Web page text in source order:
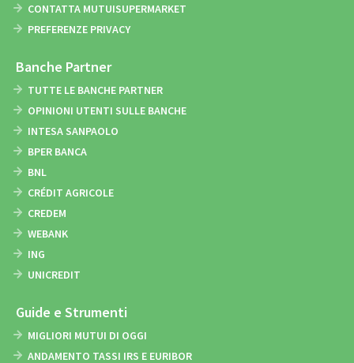
CONTATTA MUTUISUPERMARKET
PREFERENZE PRIVACY
Banche Partner
TUTTE LE BANCHE PARTNER
OPINIONI UTENTI SULLE BANCHE
INTESA SANPAOLO
BPER BANCA
BNL
CRÉDIT AGRICOLE
CREDEM
WEBANK
ING
UNICREDIT
Guide e Strumenti
MIGLIORI MUTUI DI OGGI
ANDAMENTO TASSI IRS E EURIBOR